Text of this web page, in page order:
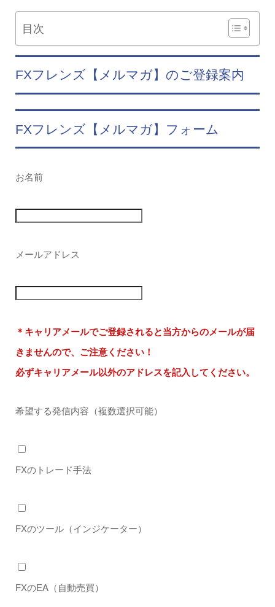
目次
FXフレンズ【メルマガ】のご登録案内
FXフレンズ【メルマガ】フォーム
お名前
メールアドレス
＊キャリアメールでご登録されると当方からのメールが届
きませんので、ご注意ください！
必ずキャリアメール以外のアドレスを記入してください。
希望する発信内容（複数選択可能）
FXのトレード手法
FXのツール（インジケーター）
FXのEA（自動売買）